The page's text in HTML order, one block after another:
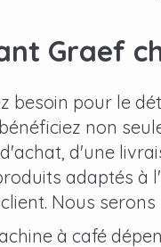
Graef
besoin pour le
non
d'une
adaptés à
Nous
à café